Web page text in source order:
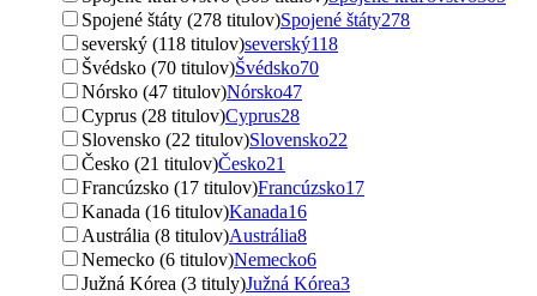
Spojené štáty (278 titulov)Spojené štáty278
severský (118 titulov)severský118
Švédsko (70 titulov)Švédsko70
Nórsko (47 titulov)Nórsko47
Cyprus (28 titulov)Cyprus28
Slovensko (22 titulov)Slovensko22
Česko (21 titulov)Česko21
Francúzsko (17 titulov)Francúzsko17
Kanada (16 titulov)Kanada16
Austrália (8 titulov)Austrália8
Nemecko (6 titulov)Nemecko6
Južná Kórea (3 tituly)Južná Kórea3